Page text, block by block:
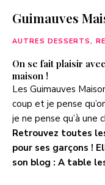
Guimauves
AUTRES DESSERTS,
On se fait plaisir
maison !
Les Guimauves
coup et je pense
je ne pense qu’à une
Retrouvez toutes
pour ses garçons !
son blog : A table